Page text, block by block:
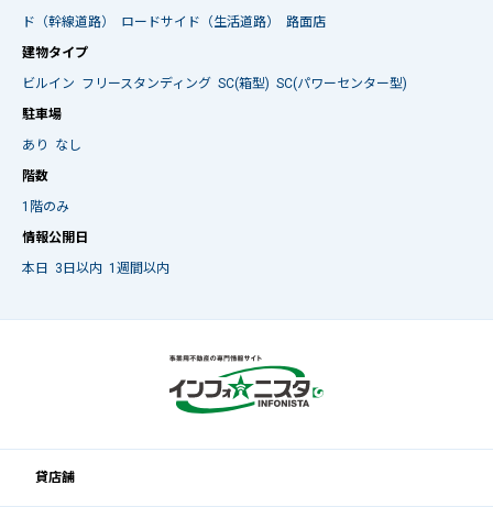
ド（幹線道路）
ロードサイド（生活道路）
路面店
建物タイプ
ビルイン フリースタンディング SC(箱型) SC(パワーセンター型)
駐車場
あり
なし
階数
1階のみ
情報公開日
本日
3日以内 1週間以内
貸店舗